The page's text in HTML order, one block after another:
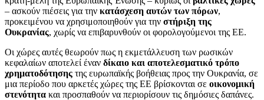
– ασκούν πιέσεις για την κατάσχεση αυτών των πόρων,
προκειμένου να χρησιμοποιηθούν για την στήριξη της
Ουκρανίας, χωρίς να επιβαρυνθούν οι φορολογούμενοι της ΕΕ.
Οι χώρες αυτές θεωρούν πως η εκμετάλλευση των ρωσικών
κεφαλαίων αποτελεί έναν δίκαιο και αποτελεσματικό τρόπο
χρηματοδότησης της ευρωπαϊκής βοήθειας προς την Ουκρανία, σε
μια περίοδο που αρκετές χώρες της ΕΕ βρίσκονται σε οικονομική
στενότητα και προσπαθούν να περιορίσουν τις δημόσιες δαπάνες.